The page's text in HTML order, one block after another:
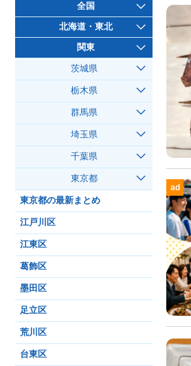
ad
全国
北海道・東北
関東
茨城県
栃木県
群馬県
埼玉県
千葉県
東京都
東京都の最新まとめ
江戸川区
江東区
葛飾区
墨田区
足立区
荒川区
台東区